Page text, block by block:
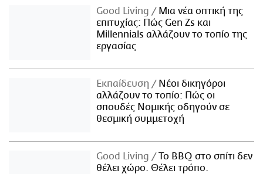
Good Living
Μια νέα οπτική της
επιτυχίας: Πώς Gen Zs και
Millennials αλλάζουν το τοπίο της
εργασίας
Εκπαίδευση
Νέοι δικηγόροι
αλλάζουν το τοπίο: Πώς οι
σπουδές Νομικής οδηγούν σε
θεσμική συμμετοχή
Good Living
Το BBQ στο σπίτι δεν
θέλει χώρο. Θέλει τρόπο.